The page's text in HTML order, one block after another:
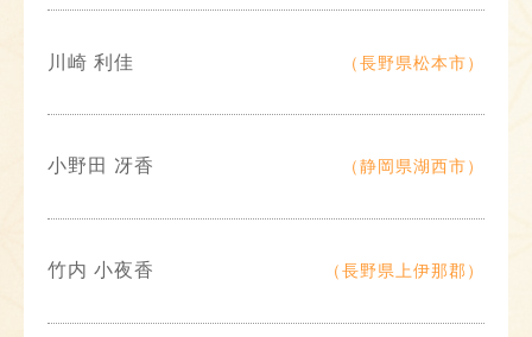
川崎 利佳 （長野県松本市）
小野田 冴香 （静岡県湖西市）
竹内 小夜香 （長野県上伊那郡）